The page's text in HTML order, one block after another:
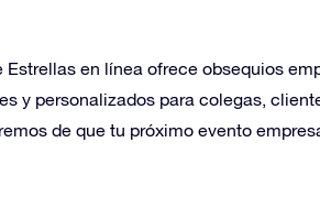
Estrellas en línea ofrece obsequios
y personalizados para colegas,
de que tu próximo evento